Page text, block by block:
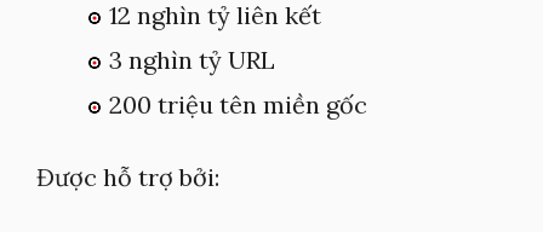
12 nghìn tỷ liên kết
3 nghìn tỷ URL
200 triệu tên miền gốc
Được hỗ trợ bởi: